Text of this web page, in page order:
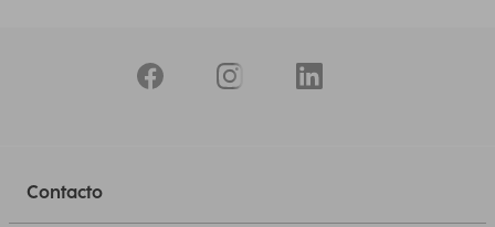
Contacto